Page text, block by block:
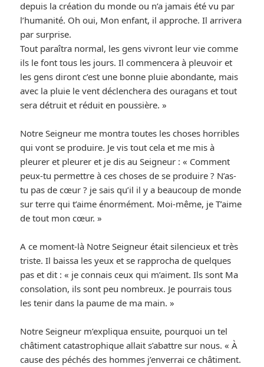
depuis la création du monde ou n’a jamais été vu par
l’humanité. Oh oui, Mon enfant, il approche. Il arrivera
par surprise.
Tout paraîtra normal, les gens vivront leur vie comme
ils le font tous les jours. Il commencera à pleuvoir et
les gens diront c’est une bonne pluie abondante, mais
avec la pluie le vent déclenchera des ouragans et tout
sera détruit et réduit en poussière. »
Notre Seigneur me montra toutes les choses horribles
qui vont se produire. Je vis tout cela et me mis à
pleurer et pleurer et je dis au Seigneur : « Comment
peux-tu permettre à ces choses de se produire ? N’as-
tu pas de cœur ? je sais qu’il il y a beaucoup de monde
sur terre qui t’aime énormément. Moi-même, je T’aime
de tout mon cœur. »
A ce moment-là Notre Seigneur était silencieux et très
triste. Il baissa les yeux et se rapprocha de quelques
pas et dit : « je connais ceux qui m’aiment. Ils sont Ma
consolation, ils sont peu nombreux. Je pourrais tous
les tenir dans la paume de ma main. »
Notre Seigneur m’expliqua ensuite, pourquoi un tel
châtiment catastrophique allait s’abattre sur nous. « À
cause des péchés des hommes j’enverrai ce châtiment.